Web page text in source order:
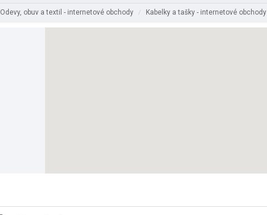
Odevy, obuv a textil - internetové obchody / Kabelky a tašky - internetové obchody